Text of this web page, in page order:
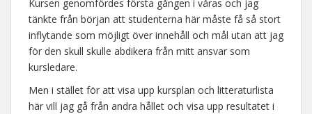
Kursen genomfördes första gången i våras och jag
tänkte från början att studenterna här måste få så stort
inflytande som möjligt över innehåll och mål utan att jag
för den skull skulle abdikera från mitt ansvar som
kursledare.
Men i stället för att visa upp kursplan och litteraturlista
här vill jag gå från andra hållet och visa upp resultatet i